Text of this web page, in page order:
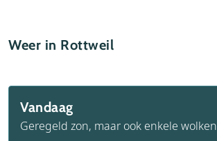
Weer in Rottweil
Vandaag
Geregeld zon, maar ook enkele wolken